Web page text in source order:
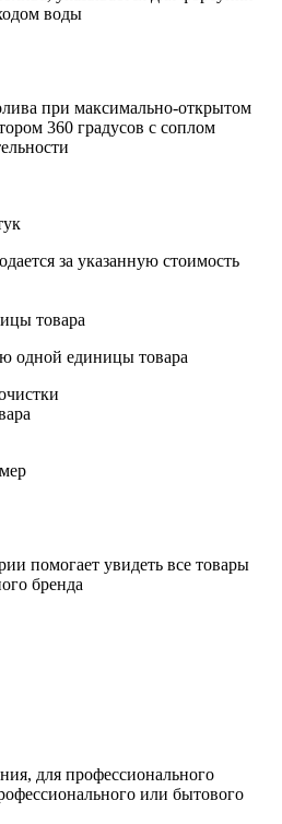
воды
при максимально-открытом
360 градусов с соплом
за указанную стоимость
товара
одной единицы товара
помогает увидеть все товары
бренда
для профессионального
или бытового